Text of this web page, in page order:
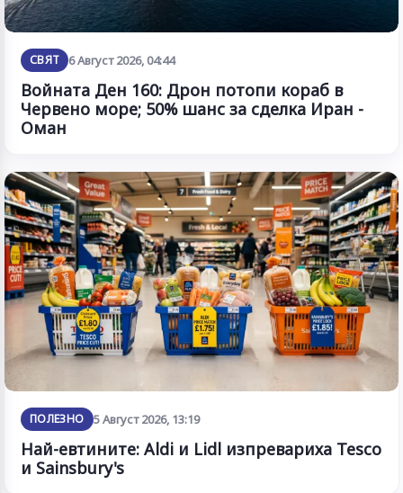
СВЯТ 6 Август 2026, 04:44
Войната Ден 160: Дрон потопи кораб в
Червено море; 50% шанс за сделка Иран -
Оман
ПОЛЕЗНО 5 Август 2026, 13:19
Най-евтините: Aldi и Lidl изпревариха Tesco
и Sainsbury's